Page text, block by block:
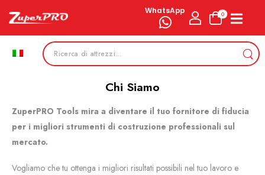
WhatsApp 0
Chi Siamo
ZuperPRO Tools mira a diventare il tuo fornitore di fiducia
per i migliori strumenti di costruzione professionali sul
mercato.
Vogliamo che tu ottenga i migliori risultati possibili nel tuo lavoro e